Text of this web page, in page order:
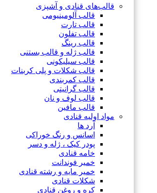
قالب‌های قنادی و آشپزی
قالب آلومینیومی
قالب تارت
قالب تفلون
قالب رینگ
قالب ژله و قالب بستنی
قالب سیلیکونی
قالب شکلات و پلی کربنات
قالب کمربندی
قالب گرانیتی
قالب لوف و نان
قالب مافین
مواد اولیه قنادی
آرد ها
اسانس و رنگ خوراکی
پودر کیک ، ژله و دسر
خامه قنادی
خمیر فوندانت
خمیر مایه و رشته قنادی
شکلات قنادی
کره و روغن قنادی